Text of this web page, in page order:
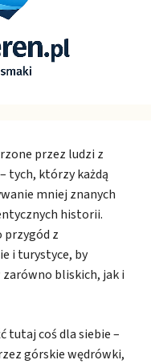
przez ludzi z
tych, którzy każdą
mniej znanych
historii.
przygód z
i turystyce, by
bliskich, jak i
tutaj coś dla siebie –
górskie wędrówki,